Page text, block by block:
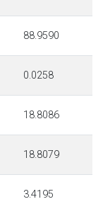
88.9590
0.0258
18.8086
18.8079
3.4195